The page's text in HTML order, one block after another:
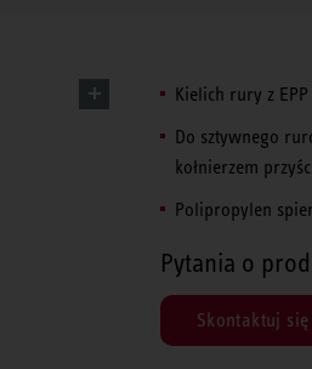
Kielich rury z EPP
Do sztywnego
kołnierzem
Polipropylen
Pytania o
Skontaktuj